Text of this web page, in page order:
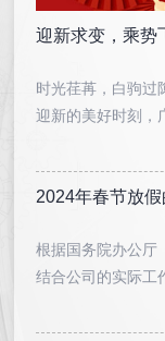
时光荏苒，白驹过
迎新的美好时刻，
会，公司全体员
年的蓝图与挑战。
2024年春节放
根据国务院办公厅
结合公司的实际工
2024年2月9日至2